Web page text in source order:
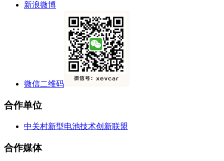
新浪微博
微信二维码
合作单位
中关村新型电池技术创新联盟
合作媒体